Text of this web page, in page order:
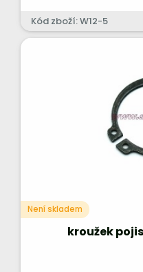
Kód zboží: W12-5
Není skladem
kroužek